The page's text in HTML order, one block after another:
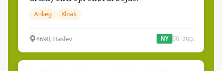
Anlæg Kloak
4690, Haslev NY 06. aug.